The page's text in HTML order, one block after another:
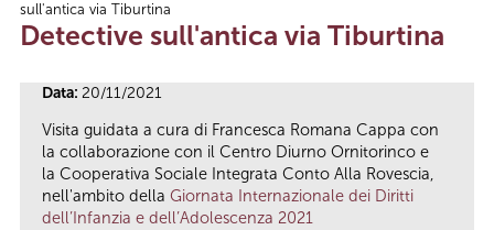
Tu sei qui
sull'antica via Tiburtina
Detective sull'antica via Tiburtina
Data: 20/11/2021
Visita guidata a cura di Francesca Romana Cappa con
la collaborazione con il Centro Diurno Ornitorinco e
la Cooperativa Sociale Integrata Conto Alla Rovescia,
nell'ambito della Giornata Internazionale dei Diritti
dell’Infanzia e dell’Adolescenza 2021